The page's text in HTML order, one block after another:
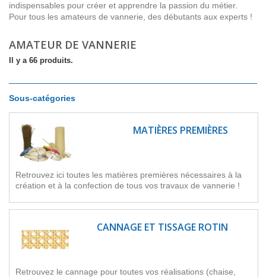
indispensables pour créer et apprendre la passion du métier.
Pour tous les amateurs de vannerie, des débutants aux experts !
AMATEUR DE VANNERIE
Il y a 66 produits.
Sous-catégories
MATIÈRES PREMIÈRES
Retrouvez ici toutes les matières premières nécessaires à la
création et à la confection de tous vos travaux de vannerie !
CANNAGE ET TISSAGE ROTIN
Retrouvez le cannage pour toutes vos réalisations (chaise,